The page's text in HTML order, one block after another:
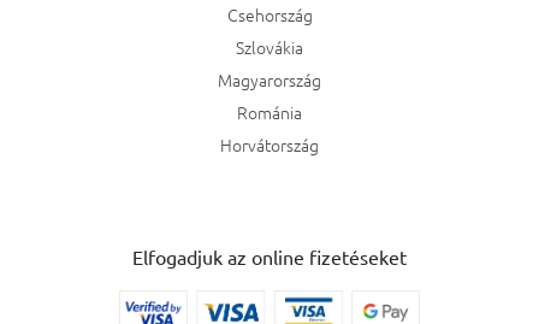
Csehország
Szlovákia
Magyarország
Románia
Horvátország
Elfogadjuk az online fizetéseket